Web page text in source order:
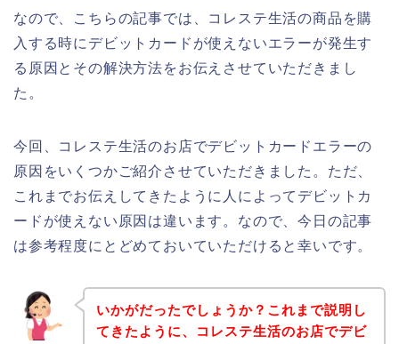
なので、こちらの記事では、コレステ生活の商品を購
入する時にデビットカードが使えないエラーが発生す
る原因とその解決方法をお伝えさせていただきまし
た。
今回、コレステ生活のお店でデビットカードエラーの
原因をいくつかご紹介させていただきました。ただ、
これまでお伝えしてきたように人によってデビットカ
ードが使えない原因は違います。なので、今日の記事
は参考程度にとどめておいていただけると幸いです。
いかがだったでしょうか？これまで説明し
てきたように、コレステ生活のお店でデビ